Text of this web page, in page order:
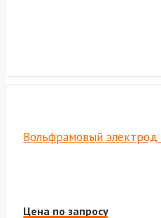
Вольфрамовый
Цена по запросу